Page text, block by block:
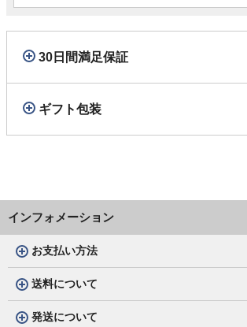
30日間満足保証
ギフト包装
インフォメーション
お支払い方法
送料について
発送について